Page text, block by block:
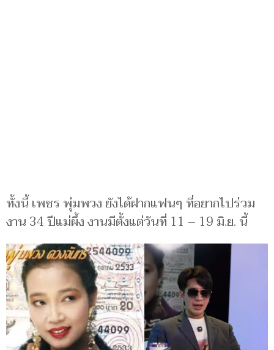
ทั้งนี้ เพชร พุ่มพวง ยังได้ฝากแฟนๆ ที่อยากไปร่วม
งาน 34 ปีแม่ผึ้ง งานมีตั้งแต่วันที่ 11 – 19 มิ.ย. นี้